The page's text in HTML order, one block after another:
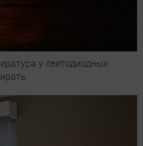
у светодиодных